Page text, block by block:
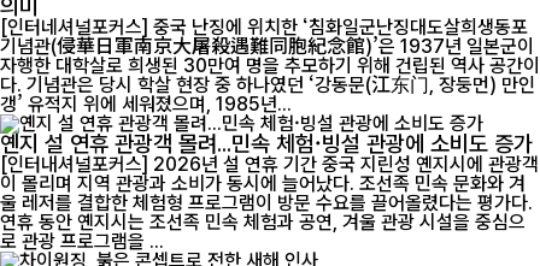
의미
[인터네셔널포커스] 중국 난징에 위치한 ‘침화일군난징대도살희생동포
기념관(侵華日軍南京大屠殺遇難同胞紀念館)’은 1937년 일본군이
자행한 대학살로 희생된 30만여 명을 추모하기 위해 건립된 역사 공간이
다. 기념관은 당시 학살 현장 중 하나였던 ‘강동문(江东门, 장둥먼) 만인
갱’ 유적지 위에 세워졌으며, 1985년...
옌지 설 연휴 관광객 몰려...민속 체험·빙설 관광에 소비도 증가
[인터내셔널포커스] 2026년 설 연휴 기간 중국 지린성 옌지시에 관광객
이 몰리며 지역 관광과 소비가 동시에 늘어났다. 조선족 민속 문화와 겨
울 레저를 결합한 체험형 프로그램이 방문 수요를 끌어올렸다는 평가다.
연휴 동안 옌지시는 조선족 민속 체험과 공연, 겨울 관광 시설을 중심으
로 관광 프로그램을 ...